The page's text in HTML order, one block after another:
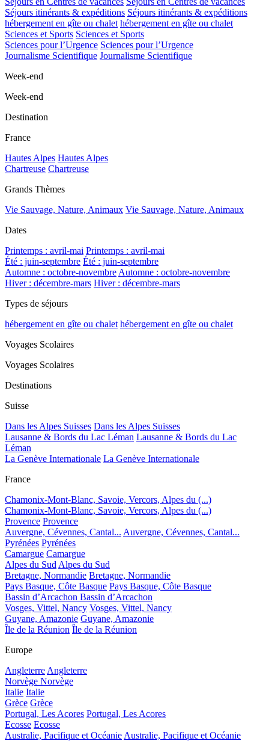
Séjours itinérants & expéditions Séjours itinérants & expéditions
hébergement en gîte ou chalet hébergement en gîte ou chalet
Sciences et Sports Sciences et Sports
Sciences pour l’Urgence Sciences pour l’Urgence
Journalisme Scientifique Journalisme Scientifique
Week-end
Week-end
Destination
France
Hautes Alpes Hautes Alpes
Chartreuse Chartreuse
Grands Thèmes
Vie Sauvage, Nature, Animaux Vie Sauvage, Nature, Animaux
Dates
Printemps : avril-mai Printemps : avril-mai
Été : juin-septembre Été : juin-septembre
Automne : octobre-novembre Automne : octobre-novembre
Hiver : décembre-mars Hiver : décembre-mars
Types de séjours
hébergement en gîte ou chalet hébergement en gîte ou chalet
Voyages Scolaires
Voyages Scolaires
Destinations
Suisse
Dans les Alpes Suisses Dans les Alpes Suisses
Lausanne & Bords du Lac Léman Lausanne & Bords du Lac
Léman
La Genève Internationale La Genève Internationale
France
Chamonix-Mont-Blanc, Savoie, Vercors, Alpes du (...)
Chamonix-Mont-Blanc, Savoie, Vercors, Alpes du (...)
Provence Provence
Auvergne, Cévennes, Cantal... Auvergne, Cévennes, Cantal...
Pyrénées Pyrénées
Camargue Camargue
Alpes du Sud Alpes du Sud
Bretagne, Normandie Bretagne, Normandie
Pays Basque, Côte Basque Pays Basque, Côte Basque
Bassin d’Arcachon Bassin d’Arcachon
Vosges, Vittel, Nancy Vosges, Vittel, Nancy
Guyane, Amazonie Guyane, Amazonie
Île de la Réunion Île de la Réunion
Europe
Angleterre Angleterre
Norvège Norvège
Italie Italie
Grèce Grèce
Portugal, Les Acores Portugal, Les Acores
Ecosse Ecosse
Australie, Pacifique et Océanie Australie, Pacifique et Océanie